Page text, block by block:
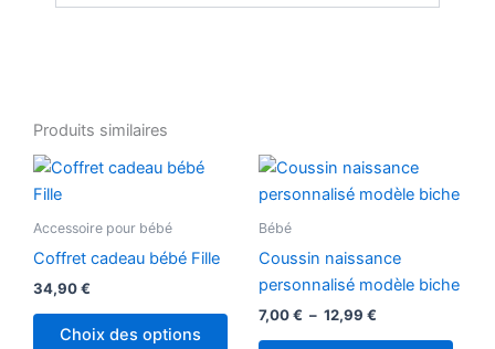
Produits similaires
Accessoire pour bébé
Coffret cadeau bébé Fille
34,90€
Choix des options
Bébé
Coussin naissance
personnalisé modèle biche
7,00€ – 12,99 €
Plage
prix :
12,99 €